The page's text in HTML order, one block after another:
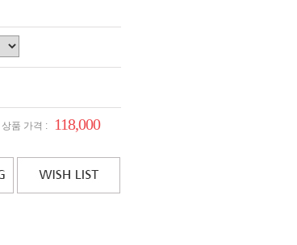
상품 가격 : 118,000